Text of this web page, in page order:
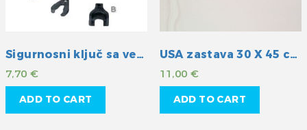
Sigurnosni ključ sa vezicom
7,70 €
ADD TO CART
USA zastava 30 X 45 cm
11,00€
ADD TO CART